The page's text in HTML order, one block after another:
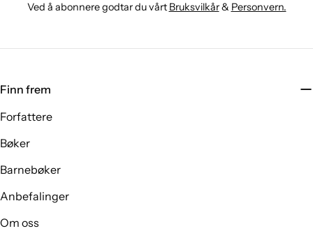
Ved å abonnere godtar du vårt Bruksvilkår& Personvern.
Finn frem
Forfattere
Bøker
Barnebøker
Anbefalinger
Om oss